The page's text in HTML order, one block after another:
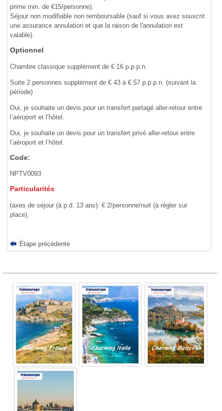
prime min. de €15/personne).
Séjour non modifiable non remboursable (sauf si vous avez souscrit
une assurance annulation et que la raison de l'annulation est
valable).
Optionnel
Chambre classique supplément de € 16 p.p.p.n.
Suite 2 personnes supplément de € 43 à € 57 p.p.p.n. (suivant la
période)
Oui, je souhaite un devis pour un transfert partagé aller-retour entre
l’aéroport et l’hôtel.
Oui, je souhaite un devis pour un transfert privé aller-retour entre
l’aéroport et l’hôtel.
Code:
NPTV0093
Particularités
taxes de séjour (à p.d. 13 ans): € 2/personne/nuit (à régler sur
place).
Étape précédente